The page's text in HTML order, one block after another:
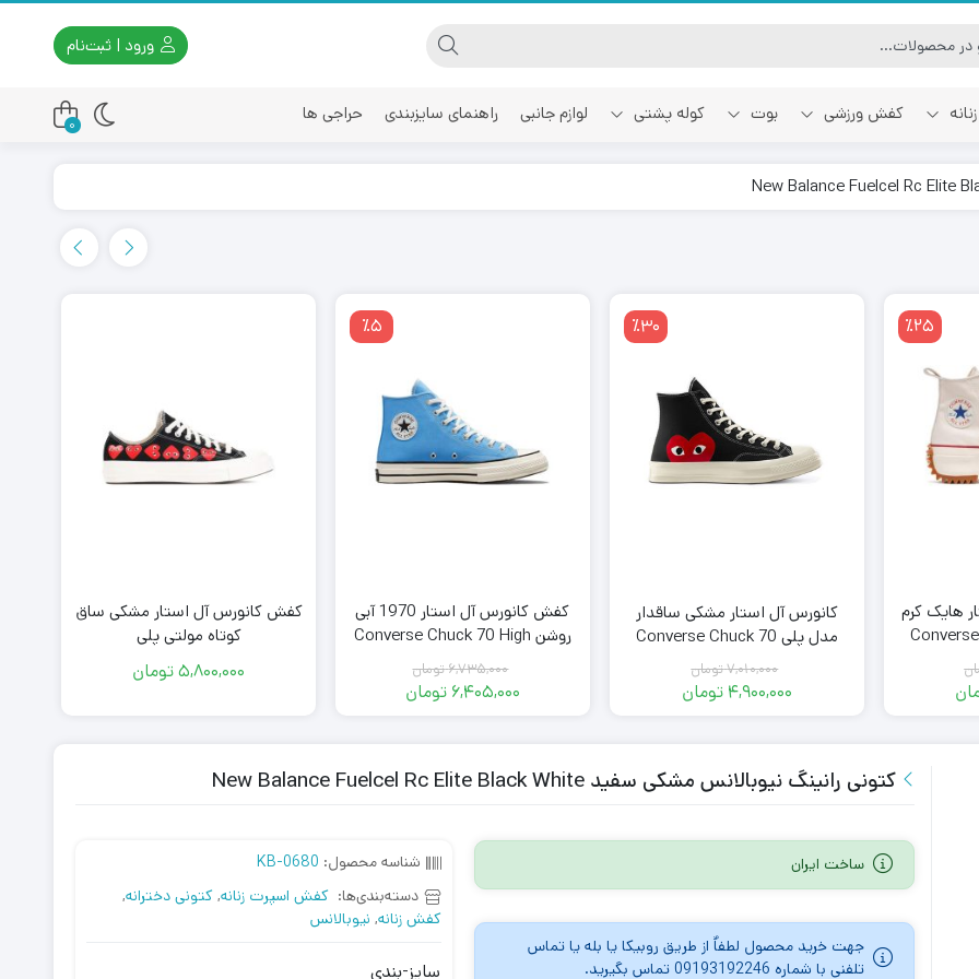
ورود | ثبت‌نام
آفوایت
کفش ورزشی بوت کوله پشتی لوازم جانبی راهنمای سایزبندی حراجی ها
0
٪25
هایک کرم
٪30
کانورس آل استار مشکی ساقدار
مدل پلی Converse Chuck 70
Play
7,010,000تومان
قیمت
بود.
4,900,000 تومان
تومان
است.
٪5
کفش کانورس آل استار 1970 آبی
روشن Converse Chuck 70 High
University blue
6,735,000تومان
قیمت
بود.
6,405,000 تومان
تومان
کفش کانورس آل استار مشکی ساق
کوتاه مولتی پلی
5,800,000تومان
کتونی رانینگ نیوبالانس مشکی سفید New Balance Fuelcel Rc Elite Black White
ساخت ایران
جهت خرید محصول لطفاٌ از طریق روبیکا یا بله یا تماس
تلفنی با شماره 09193192246 تماس بگیرید.
شناسه محصول: KB-0680
دسته‌بندی‌ها: کفش اسپرت زنانه, کتونی دخترانه,
کفش زنانه, نیوبالانس
سایز-بندی